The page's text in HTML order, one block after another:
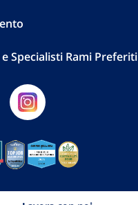
Specialisti Rami Preferiti